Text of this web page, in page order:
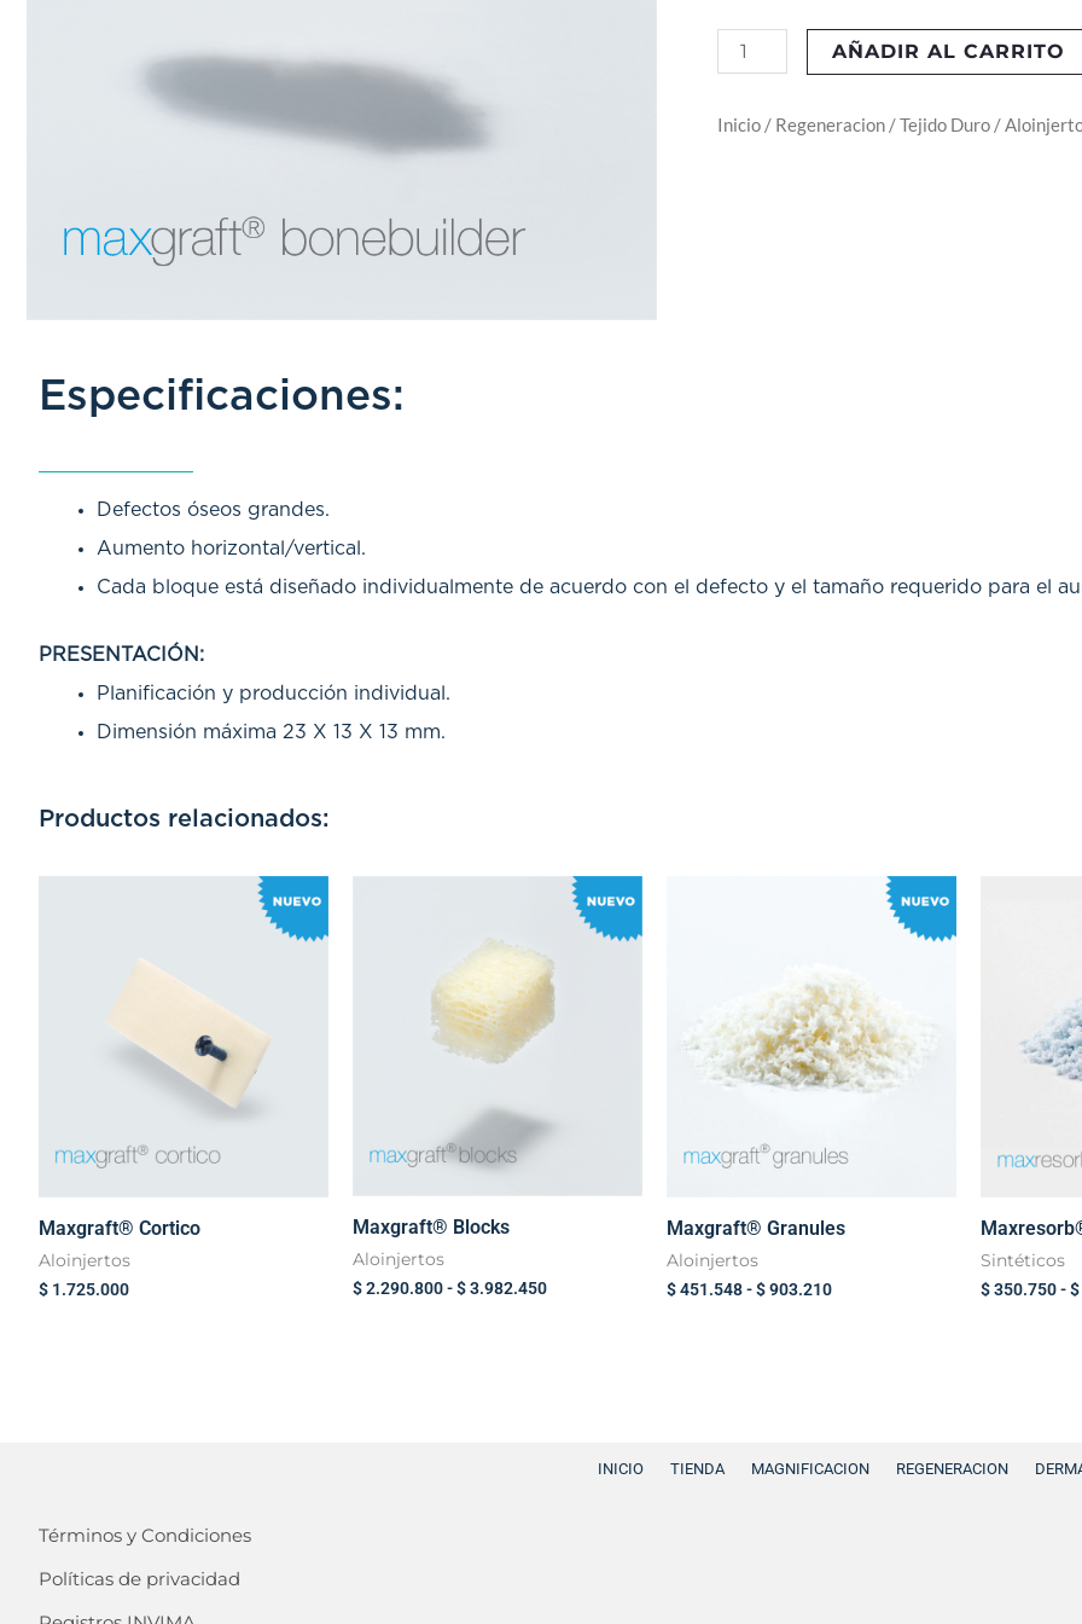
Maxgraft®
Bonebuilder
AÑADIR AL CARRITO
Inicio / Regeneracion /Tejido Duro /
Especificaciones:
Defectos óseos grandes.
Aumento horizontal/vertical.
Cada bloque está diseñado individualmente de acuerdo con el defecto y el tamaño requerido para el
PRESENTACIÓN:
Planificación y producción individual.
Dimensión máxima 23 X 13 X 13 mm.
Productos relacionados:
Maxgraft® Cortico
Aloinjertos
$ 1.725.000
Maxgraft® Blocks
Aloinjertos
$2.290.800-$3.982.450
Rango
precios:
$ 2.290.800
hasta
$ 3.982.450
Maxgraft® Granules
Aloinjertos
$451.548-$903.210
hasta
$ 903.210
Sintéticos
$350.750-$
INICIO TIENDA MAGNIFICACION REGENERACION
Términos y Condiciones
Políticas de privacidad